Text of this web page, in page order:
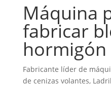
Máquina
fabricar
hormigón
Fabricante líder de
de cenizas volantes,